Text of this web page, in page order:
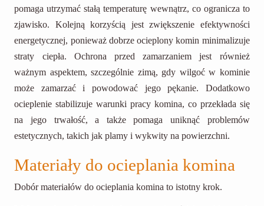
pomaga utrzymać stałą temperaturę wewnątrz, co ogranicza to
zjawisko. Kolejną korzyścią jest zwiększenie efektywności
energetycznej, ponieważ dobrze ocieplony komin minimalizuje
straty ciepła. Ochrona przed zamarzaniem jest również
ważnym aspektem, szczególnie zimą, gdy wilgoć w kominie
może zamarzać i powodować jego pękanie. Dodatkowo
ocieplenie stabilizuje warunki pracy komina, co przekłada się
na jego trwałość, a także pomaga uniknąć problemów
estetycznych, takich jak plamy i wykwity na powierzchni.
Materiały do ocieplania komina
Dobór materiałów do ocieplania komina to istotny krok.